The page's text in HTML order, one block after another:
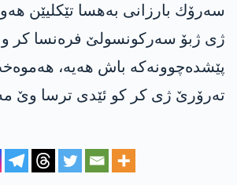
سه‌رۆك بارزانی به‌هسا تێكلیێن
ژی ژبۆ سه‌ركونسولێ فره‌نسا كر و
پێشده‌چوونه‌كه‌ باش هه‌یه‌،
ته‌رۆرێ ژی كر كو ئێدی ترسا وێ